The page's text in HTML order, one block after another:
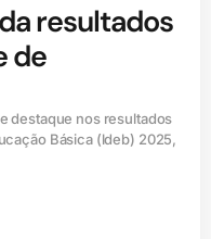
resultados
de
destaque nos resultados
Básica (ldeb) 2025,